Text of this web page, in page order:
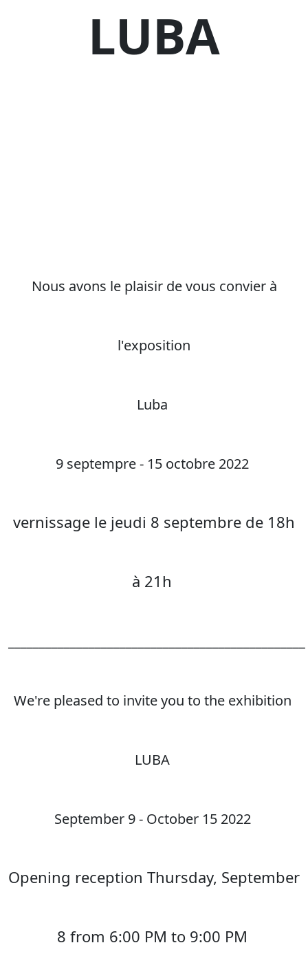
LUBA
Nous avons le plaisir de vous convier à
l'exposition
Luba
9 septempre - 15 octobre 2022
vernissage le jeudi 8 septembre de 18h
à 21h
We're pleased to invite you to the exhibition
LUBA
September 9 - October 15 2022
Opening reception Thursday, September
8 from 6:00 PM to 9:00 PM